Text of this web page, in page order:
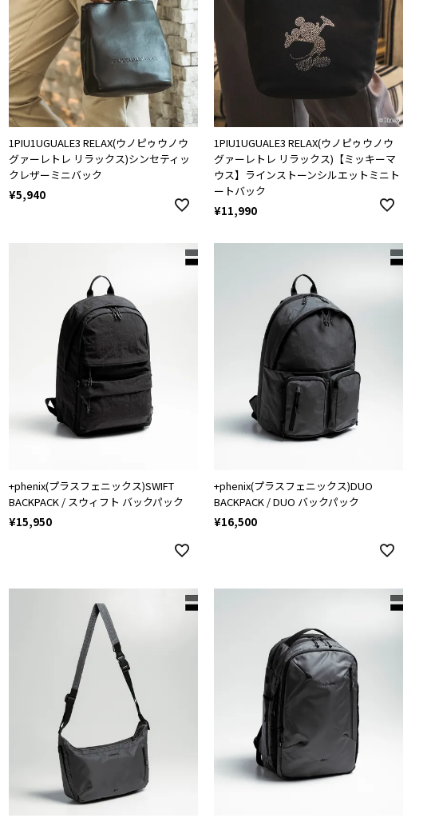
1PIU1UGUALE3 RELAX(ウノピゥウノウ
グァーレトレ リラックス)シンセティッ
クレザーミニバック
¥5,940
1PIU1UGUALE3 RELAX(ウノピゥウノウ
グァーレトレ リラックス)【ミッキーマ
ウス】ラインストーンシルエットミニト
ートバック
¥11,990
+phenix(プラスフェニックス)SWIFT
BACKPACK / スウィフト バックパック
¥15,950
+phenix(プラスフェニックス)DUO
BACKPACK / DUO バックパック
¥16,500